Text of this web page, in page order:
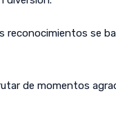
se
de momentos